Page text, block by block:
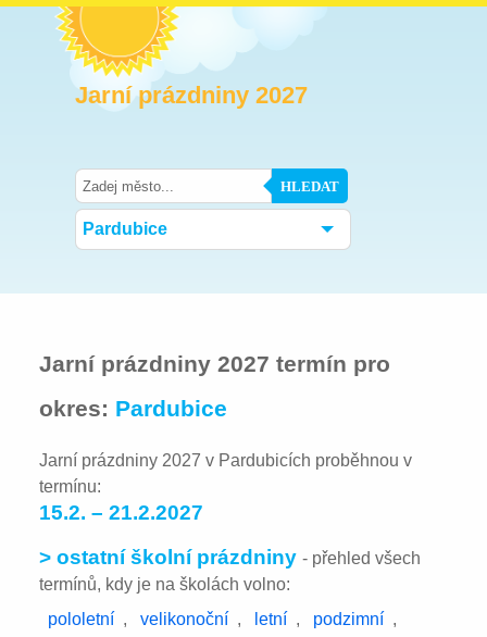
Jarní prázdniny 2027
HLEDAT
Pardubice
Jarní prázdniny 2027 termín pro
okres: Pardubice
Jarní prázdniny 2027 v Pardubicích proběhnou v
termínu:
15.2. – 21.2.2027
> ostatní školní prázdniny- přehled všech
termínů, kdy je na školách volno:
pololetní , velikonoční , letní , podzimní ,